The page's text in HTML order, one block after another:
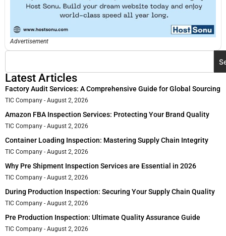
Advertisement
Latest Articles
Factory Audit Services: A Comprehensive Guide for Global Sourcing
TIC Company August 2, 2026
Amazon FBA Inspection Services: Protecting Your Brand Quality
TIC Company August 2, 2026
Container Loading Inspection: Mastering Supply Chain Integrity
TIC Company August 2, 2026
Why Pre Shipment Inspection Services are Essential in 2026
TIC Company August 2, 2026
During Production Inspection: Securing Your Supply Chain Quality
TIC Company August 2, 2026
Pre Production Inspection: Ultimate Quality Assurance Guide
TIC Company August 2, 2026